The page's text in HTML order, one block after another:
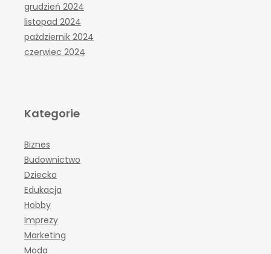
grudzień 2024
listopad 2024
październik 2024
czerwiec 2024
Kategorie
Biznes
Budownictwo
Dziecko
Edukacja
Hobby
Imprezy
Marketing
Moda